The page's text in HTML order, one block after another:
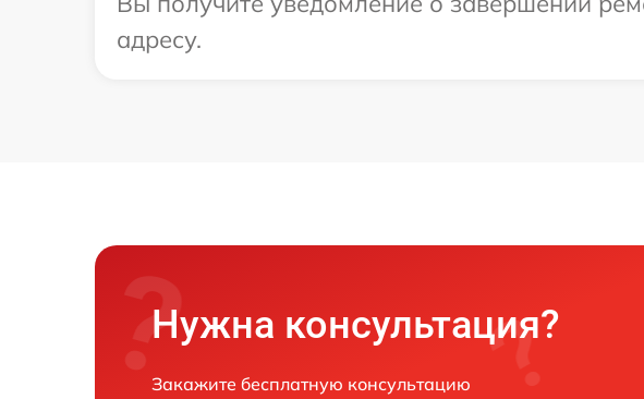
адресу.
Нужна консультация?
Закажите бесплатную консультацию